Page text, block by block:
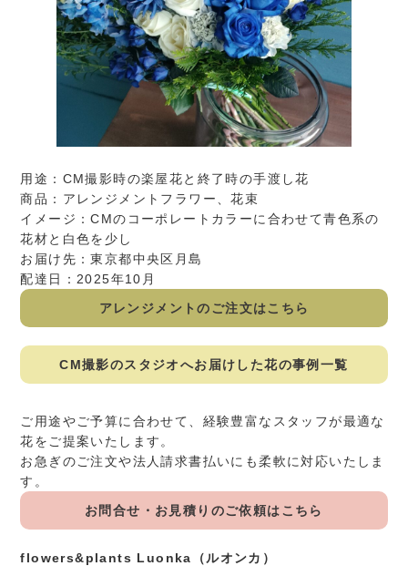
用途：CM撮影時の楽屋花と終了時の手渡し花
商品：アレンジメントフラワー、花束
イメージ：CMのコーポレートカラーに合わせて青色系の
花材と白色を少し
お届け先：東京都中央区月島
配達日：2025年10月
アレンジメントのご注文はこちら
CM撮影のスタジオへお届けした花の事例一覧
ご用途やご予算に合わせて、経験豊富なスタッフが最適な
花をご提案いたします。
お急ぎのご注文や法人請求書払いにも柔軟に対応いたしま
す。
お問合せ・お見積りのご依頼はこちら
flowers&plants Luonka（ルオンカ）